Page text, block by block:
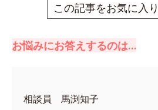
この記事をお気に入
お悩みにお答えするのは…
相談員 馬渕知子